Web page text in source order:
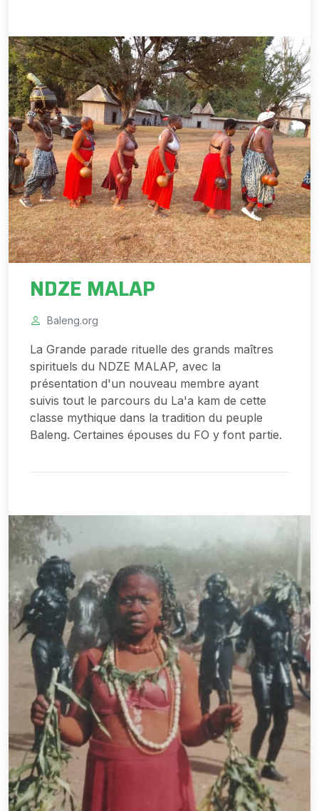
NDZE MALAP
Baleng.org
La Grande parade rituelle des grands maîtres
spirituels du NDZE MALAP, avec la
présentation d'un nouveau membre ayant
suivis tout le parcours du La'a kam de cette
classe mythique dans la tradition du peuple
Baleng. Certaines épouses du FO y font partie.